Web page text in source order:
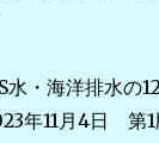
・海洋排水の
年11月4日 第1